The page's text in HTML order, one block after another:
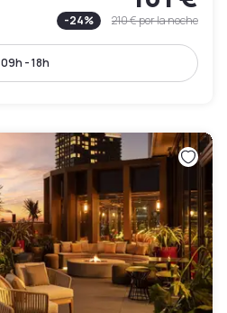
-24% 210 €por la noche
09h - 18h